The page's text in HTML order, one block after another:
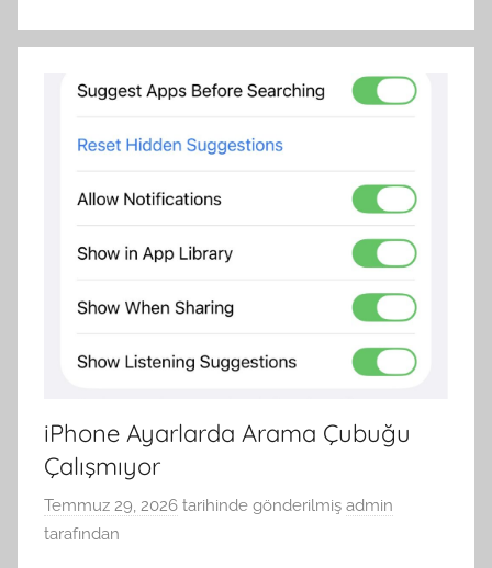
iPhone Ayarlarda Arama Çubuğu
Çalışmıyor
Temmuz 29, 2026 tarihinde gönderilmiş admin
tarafından